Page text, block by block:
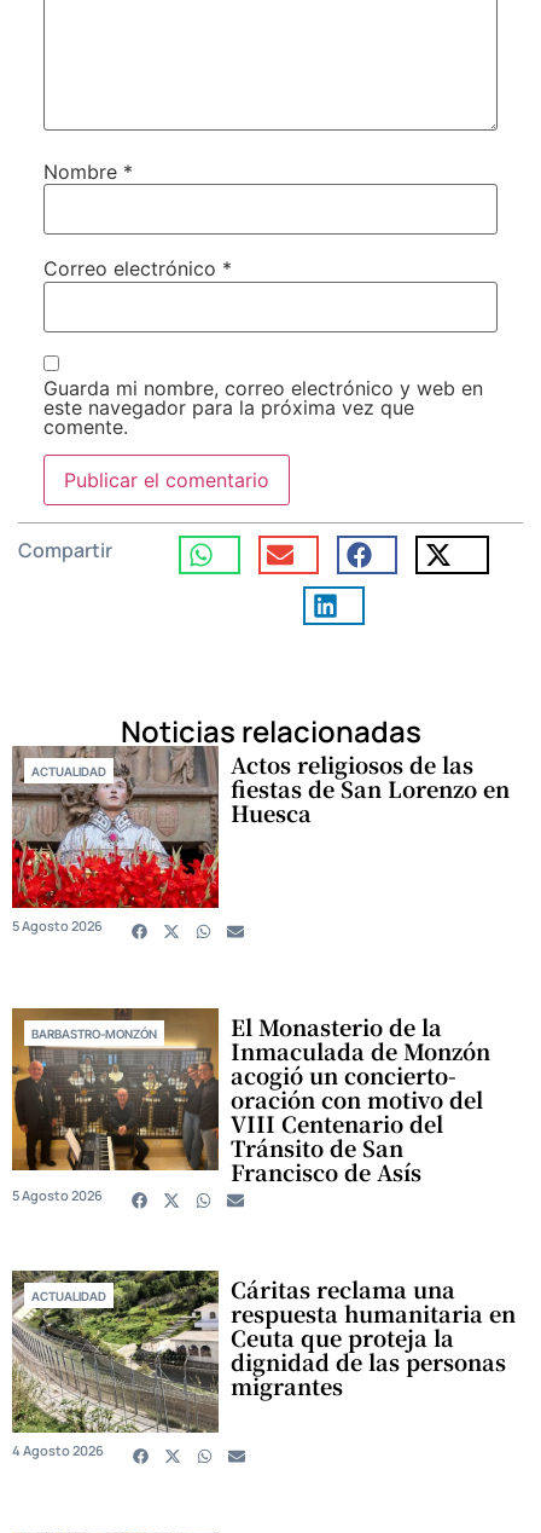
Nombre *
Correo electrónico *
Guarda mi nombre, correo electrónico y web en
este navegador para la próxima vez que
comente.
Compartir
Noticias relacionadas
ACTUALIDAD Actos religiosos de las
fiestas de San Lorenzo en
Huesca
5 Agosto 2026
BARBASTRO-MONZÓN El Monasterio de la
Inmaculada de Monzón
acogió un concierto-
oración con motivo del
VIII Centenario del
Tránsito de San
Francisco de Asís
5 Agosto 2026
ACTUALIDAD Cáritas reclama una
respuesta humanitaria en
Ceuta que proteja la
dignidad de las personas
migrantes
4 Agosto 2026